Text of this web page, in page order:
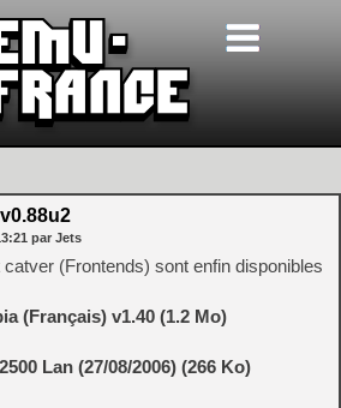
par Jets
(Frontends) sont enfin disponibles
(Français) v1.40 (1.2 Mo)
Lan (27/08/2006) (266 Ko)